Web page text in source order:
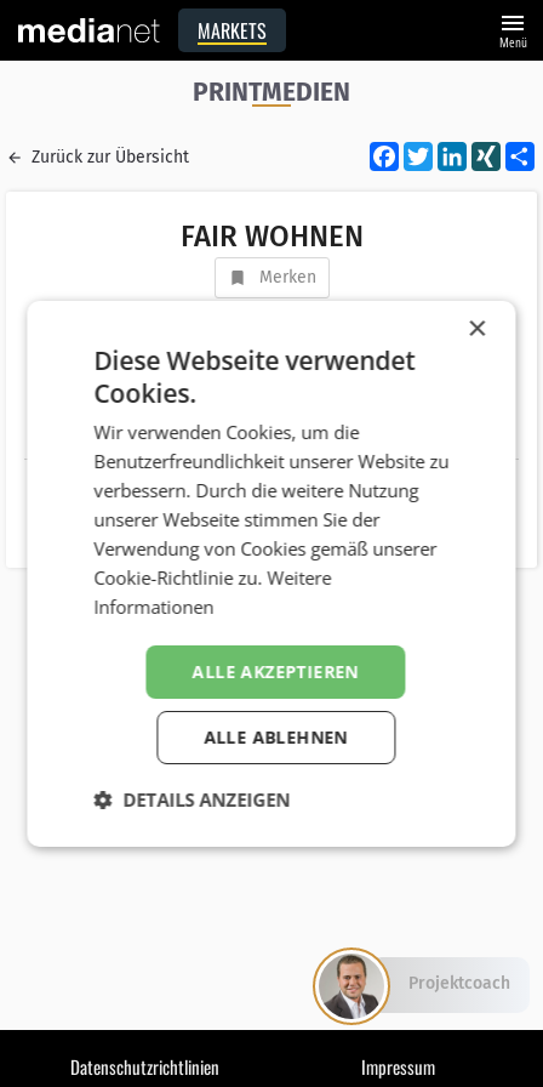
MARKETS menu
Menü
PRINTMEDIEN
Zurück zur Übersicht Facebook
Twitter XING
FAIR WOHNEN
Merken
AT 1060 Wien
Telefonnummer +43 (1) 342242
Website http://fairwohnen.at/
Datenschutzrichtlinien Impressum
×
Diese Webseite verwendet
Cookies.
Wir verwenden Cookies, um die
Benutzerfreundlichkeit unserer Website zu
verbessern. Durch die weitere Nutzung
unserer Webseite stimmen Sie der
Verwendung von Cookies gemäß unserer
Cookie-Richtlinie zu.Weitere
Informationen
ALLE AKZEPTIEREN
ALLE ABLEHNEN
DETAILS ANZEIGEN
Projektcoach